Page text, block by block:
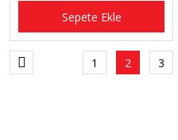
Sepete Ekle
1 2 3